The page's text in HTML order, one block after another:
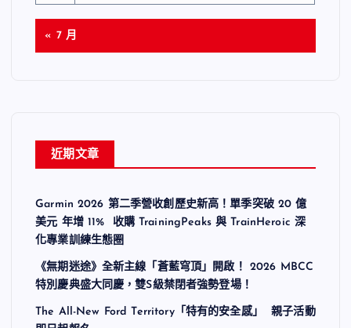
« 7 月
近期文章
Garmin 2026 第二季營收創歷史新高！單季突破 20 億
美元 年增 11% 收購 TrainingPeaks 與 TrainHeroic 深
化專業訓練生態圈
《無期迷途》全新主線「蒼藍穹頂」開啟！ 2026 MBCC
特別慶典盛大同慶，雙S級禁閉者強勢登場！
The All-New Ford Territory「特有的安全感」 親子活動